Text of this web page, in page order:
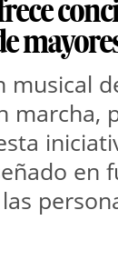
musical
marcha,
en